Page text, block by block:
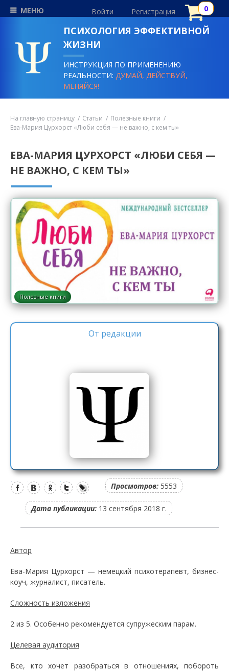
МЕНЮ Войти Регистрация
ПСИХОЛОГИЯ ЭФФЕКТИВНОЙ
ЖИЗНИ
ИНСТРУКЦИЯ ПО ПРИМЕНЕНИЮ
РЕАЛЬНОСТИ:ДУМАЙ, ДЕЙСТВУЙ,
МЕНЯЙСЯ!
На главную страницу Статьи
Полезные книги
Ева-Мария Цурхорст «Люби себя — не важно, с кем ты»
ЕВА-МАРИЯ ЦУРХОРСТ «ЛЮБИ СЕБЯ —
НЕ ВАЖНО, С КЕМ ТЫ»
Полезные книги
От редакции
Просмотров: 5553
Дата публикации: 13 сентября 2018 г.
Автор
Ева-Мария Цурхорст — немецкий психотерапевт, бизнес-
коуч, журналист, писатель.
Сложность изложения
2 из 5. Особенно рекомендуется супружеским парам.
Целевая аудитория
Все, кто хочет разобраться в отношениях, побороть